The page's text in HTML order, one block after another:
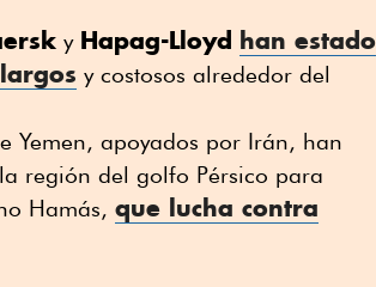
y Hapag-Lloyd han estado
y costosos alrededor del
Yemen, apoyados por Irán, han
región del golfo Pérsico para
Hamás, que lucha contra